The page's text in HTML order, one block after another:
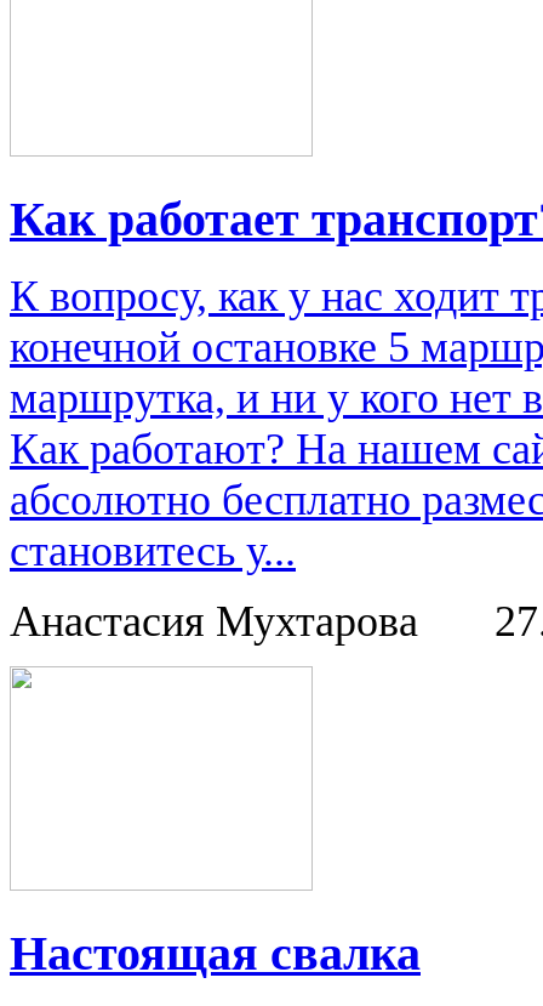
Как работает
К вопросу, как у нас ходит
конечной остановке 5
маршрутка, и ни у кого нет
Как работают? На нашем
абсолютно бесплатно
становитесь у...
Анастасия Мухтарова
Настоящая свалка